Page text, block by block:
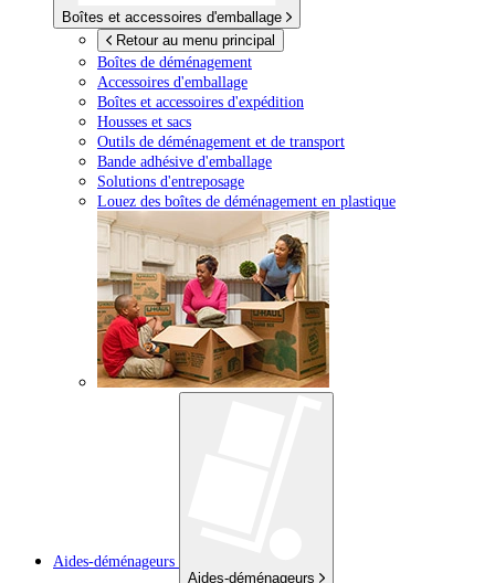
Boîtes et accessoires d'emballage
Retour au menu principal
Boîtes de déménagement
Accessoires d'emballage
Boîtes et accessoires d'expédition
Housses et sacs
Outils de déménagement et de transport
Bande adhésive d'emballage
Solutions d'entreposage
Louez des boîtes de déménagement en plastique
Aides-déménageurs
Aides-déménageurs